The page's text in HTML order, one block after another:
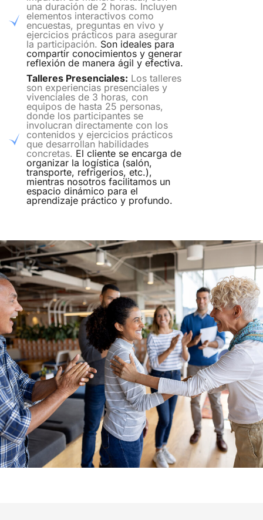
una duración de 2 horas. Incluyen
elementos interactivos como
encuestas, preguntas en vivo y
ejercicios prácticos para asegurar
la participación. Son ideales para
compartir conocimientos y generar
reflexión de manera ágil y efectiva.
Talleres Presenciales: Los talleres
son experiencias presenciales y
vivenciales de 3 horas, con
equipos de hasta 25 personas,
donde los participantes se
involucran directamente con los
contenidos y ejercicios prácticos
que desarrollan habilidades
concretas. El cliente se encarga de
organizar la logística (salón,
transporte, refrigerios, etc.),
mientras nosotros facilitamos un
espacio dinámico para el
aprendizaje práctico y profundo.